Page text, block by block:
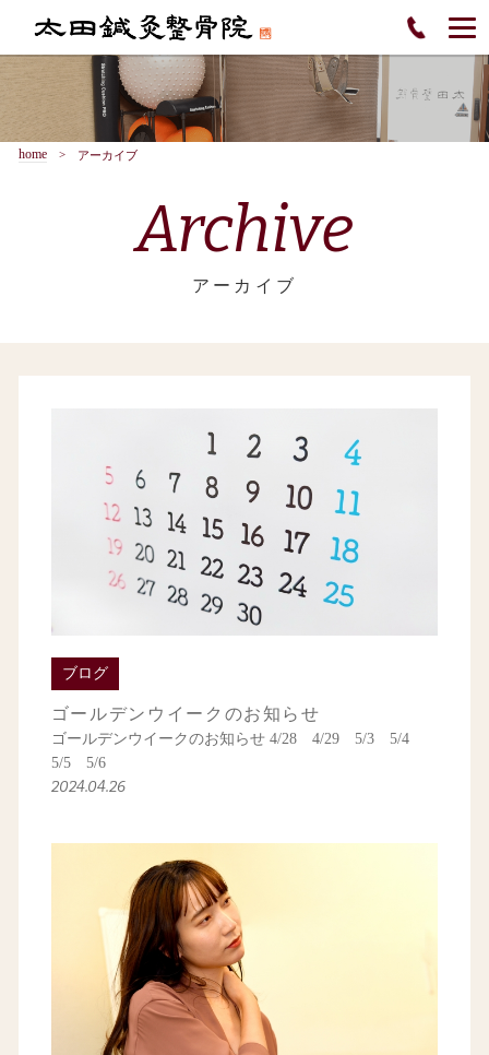
home アーカイブ
Archive
アーカイブ
ブログ
ゴールデンウイークのお知らせ
ゴールデンウイークのお知らせ 4/28 4/29 5/3 5/4
5/5 5/6
2024.04.26